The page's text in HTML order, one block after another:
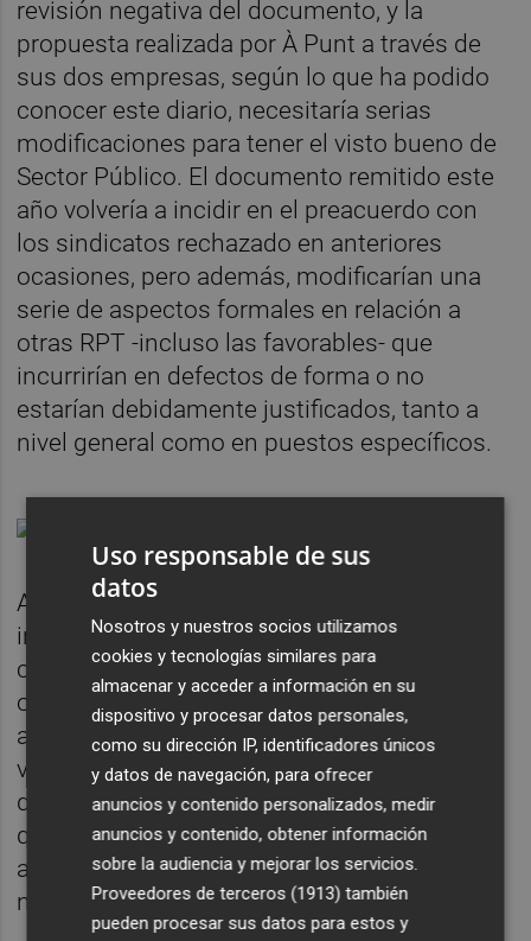
revisión negativa del documento, y la
propuesta realizada por À Punt a través de
sus dos empresas, según lo que ha podido
conocer este diario, necesitaría serias
modificaciones para tener el visto bueno de
Sector Público. El documento remitido este
año volvería a incidir en el preacuerdo con
los sindicatos rechazado en anteriores
ocasiones, pero además, modificarían una
serie de aspectos formales en relación a
otras RPT -incluso las favorables- que
incurrirían en defectos de forma o no
estarían debidamente justificados, tanto a
nivel general como en puestos específicos.
Además, los informes técnicos vuelven a
incidir en el laberinto jurídico que supone
contar con una estructura de dos
organismos, la Corporació y la Societat, que
acaban funcionando como uno solo, y que
van fusionando puestos, creando y
destruyendo, en función de unos criterios
que resultan complicados de llevar al
aspecto formal de los documentos
necesarios.
Uso responsable de sus
datos
Nosotros y nuestros socios utilizamos
cookies y tecnologías similares para
almacenar y acceder a información en su
dispositivo y procesar datos personales,
como su dirección IP, identificadores únicos
y datos de navegación, para ofrecer
anuncios y contenido personalizados, medir
anuncios y contenido, obtener información
sobre la audiencia y mejorar los servicios.
Proveedores de terceros (1913) también
pueden procesar sus datos para estos y